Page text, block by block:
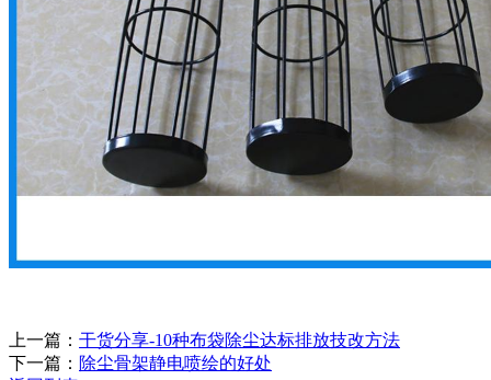
上一篇： 干货分享-10种布袋除尘达标排放技改方法
下一篇： 除尘骨架静电喷绘的好处